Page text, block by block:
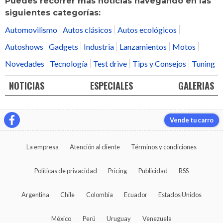
siguientes categorías:
Automovilismo
Autos clásicos
Autos ecológicos
Autoshows
Gadgets Industria Lanzamientos
Motos
Novedades
Tecnología Test drive Tips y Consejos Tuning
NOTICIAS ESPECIALES GALERIAS
Vende tu carro
La empresa Atención al cliente Términos y condiciones
Políticas de privacidad Pricing Publicidad RSS
Argentina Chile Colombia Ecuador Estados Unidos
México Perú Uruguay Venezuela